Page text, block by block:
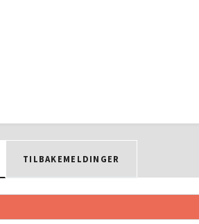
TILBAKEMELDINGER